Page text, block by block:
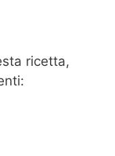
ricetta,